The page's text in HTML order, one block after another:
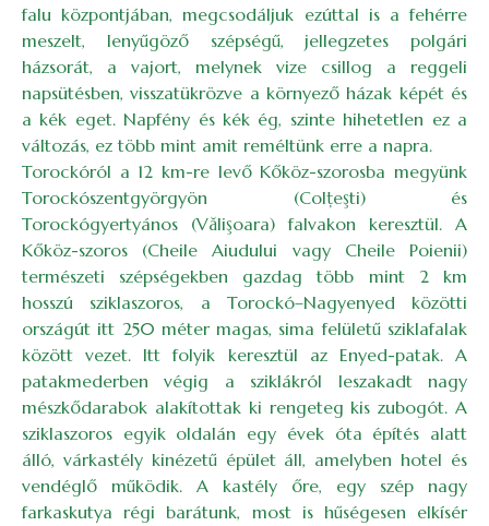
falu központjában, megcsodáljuk ezúttal is a fehérre
meszelt, lenyűgöző szépségű, jellegzetes polgári
házsorát, a vajort, melynek vize csillog a reggeli
napsütésben, visszatükrözve a környező házak képét és
a kék eget. Napfény és kék ég, szinte hihetetlen ez a
változás, ez több mint amit reméltünk erre a napra.
Torockóról a 12 km-re levő Kőköz-szorosba megyünk
Torockószentgyörgyön (Col­ţeşti) és
Torockógyertyános (Vă­lişoara) falvakon keresztül. A
Kőköz-szoros (Cheile Aiudului vagy Cheile Poienii)
természeti szépségekben gazdag több mint 2 km
hosszú sziklaszoros, a Torockó–Nagyenyed közötti
országút itt 250 méter magas, sima felületű sziklafalak
között vezet. Itt folyik keresztül az Enyed-patak. A
patakmederben végig a sziklákról leszakadt nagy
mészkődarabok alakítottak ki rengeteg kis zubogót. A
sziklaszoros egyik oldalán egy évek óta építés alatt
álló, várkastély kinézetű épület áll, amelyben hotel és
vendéglő működik. A kastély őre, egy szép nagy
farkaskutya régi barátunk, most is hűségesen elkísér